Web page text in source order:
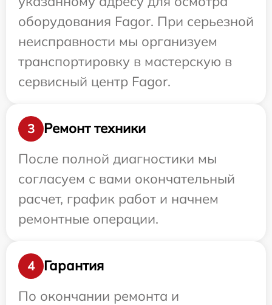
оборудования Fagor. При серьезной
неисправности мы организуем
транспортировку в мастерскую в
сервисный центр Fagor.
3
Ремонт техники
После полной диагностики мы
согласуем с вами окончательный
расчет, график работ и начнем
ремонтные операции.
4
Гарантия
По окончании ремонта и